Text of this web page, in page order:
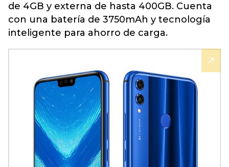
de 4GB y externa de hasta 400GB. Cuenta
con una batería de 3750mAh y tecnología
inteligente para ahorro de carga.